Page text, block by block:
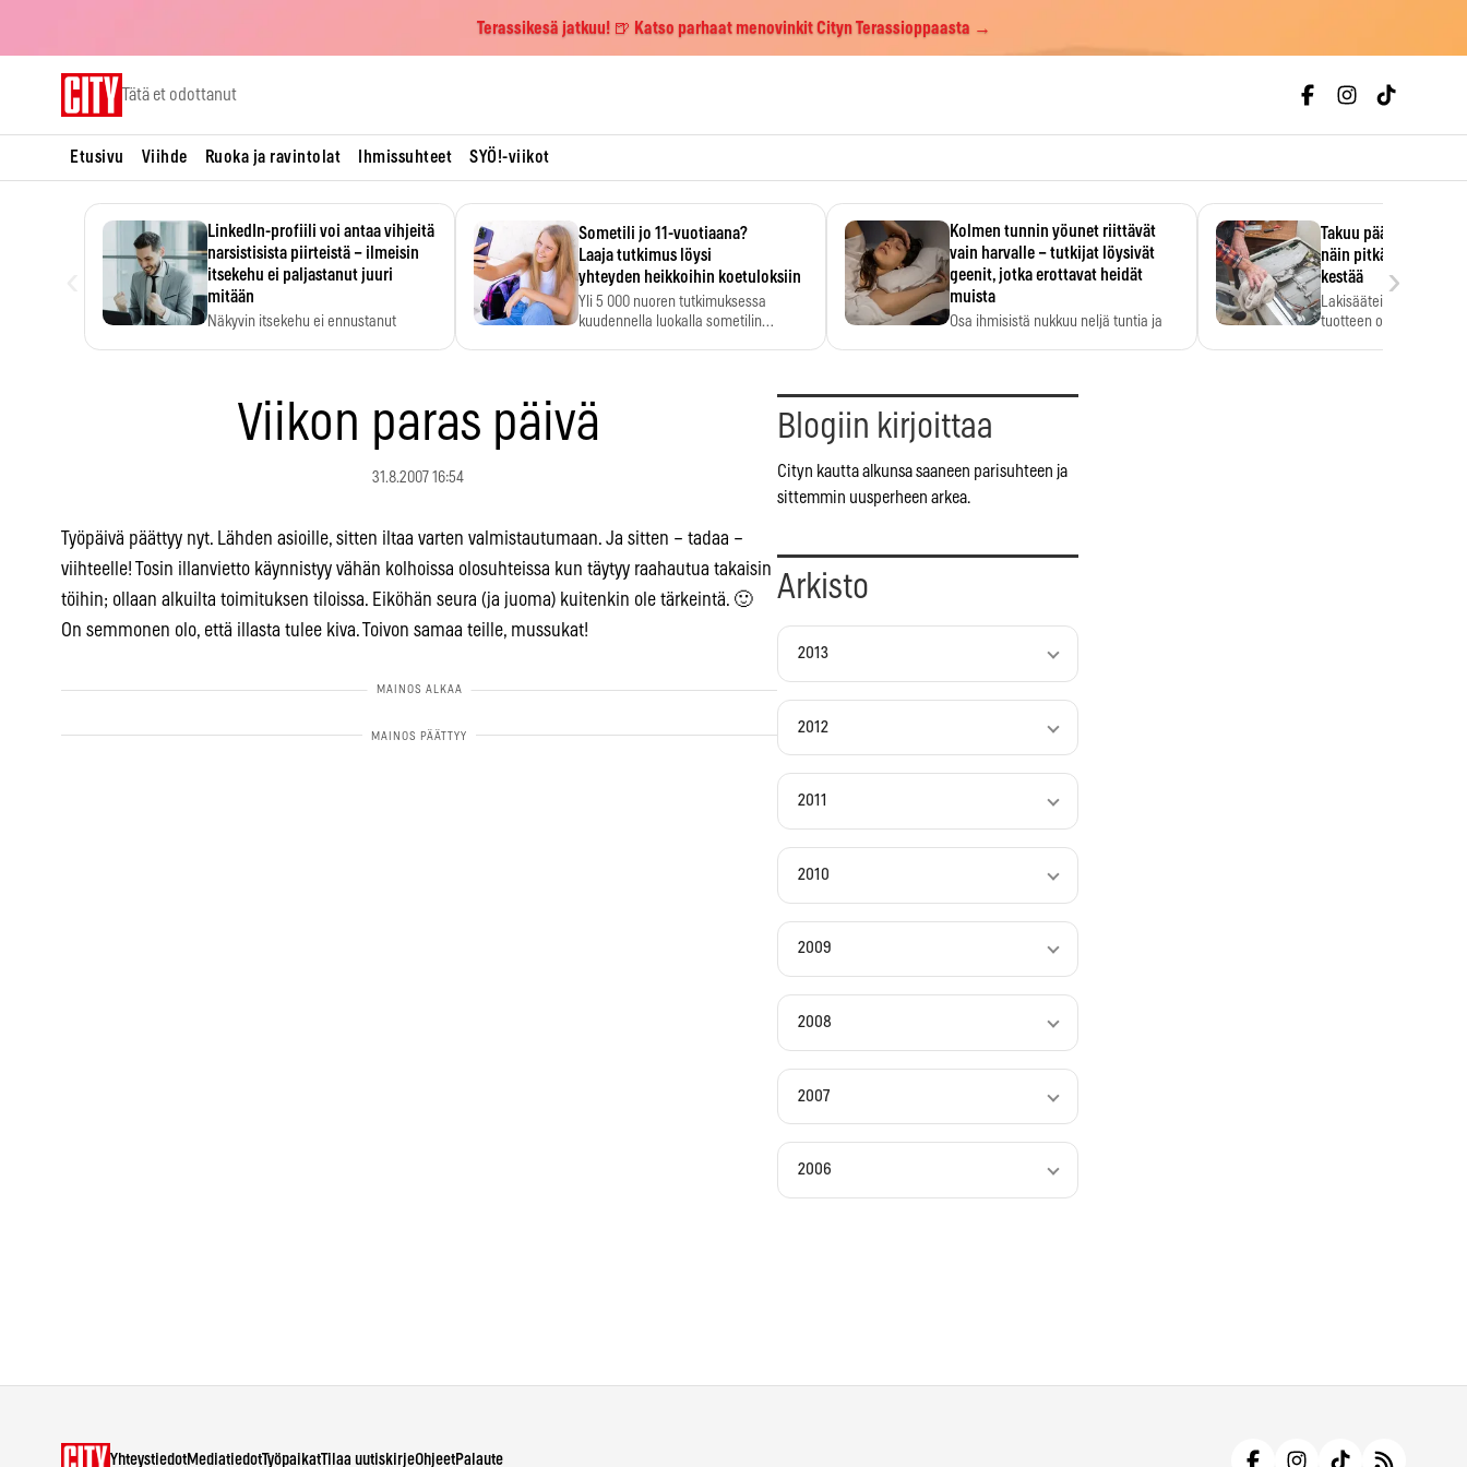
Terassikesä jatkuu! 🍺 Katso parhaat menovinkit Cityn Terassioppaasta →
Tätä et odottanut
Etusivu Viihde Ruoka ja ravintolat Ihmissuhteet SYÖ!-viikot
LinkedIn-profiili voi antaa vihjeitä
narsistisista piirteistä – ilmeisin
itsekehu ei paljastanut juuri
mitään
Näkyvin itsekehu ei ennustanut
Sometili jo 11-vuotiaana?
Laaja tutkimus löysi
yhteyden heikkoihin koetuloksiin
Yli 5 000 nuoren tutkimuksessa
kuudennella luokalla sometilin…
Kolmen tunnin yöunet riittävät
vain harvalle – tutkijat löysivät
geenit, jotka erottavat heidät
muista
Osa ihmisistä nukkuu neljä tuntia ja
Takuu päättyi,
näin pitkään
kestää
Lakisääteinen
tuotteen oletetun
›
Viikon paras päivä
31.8.2007 16:54
Työpäivä päättyy nyt. Lähden asioille, sitten iltaa varten valmistautumaan. Ja sitten – tadaa –
viihteelle! Tosin illanvietto käynnistyy vähän kolhoissa olosuhteissa kun täytyy raahautua takaisin
töihin; ollaan alkuilta toimituksen tiloissa. Eiköhän seura (ja juoma) kuitenkin ole tärkeintä. 🙂
On semmonen olo, että illasta tulee kiva. Toivon samaa teille, mussukat!
Blogiin kirjoittaa
Cityn kautta alkunsa saaneen parisuhteen ja
sittemmin uusperheen arkea.
Arkisto
2013
2012
2011
2010
2009
2008
2007
2006
YhteystiedotMediatiedotTyöpaikatTilaa uutiskirjeOhjeetPalaute